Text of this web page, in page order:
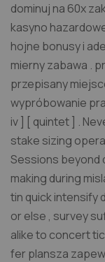
dominuj na 60x
kasyno
hojne bonusy i
mierny zabawa .
przepisany
wypróbowanie
iv ] [ quintet ] .
stake sizing
Sessions beyond
making during
tin quick intensify
or else , survey
alike to concert
fer plansza